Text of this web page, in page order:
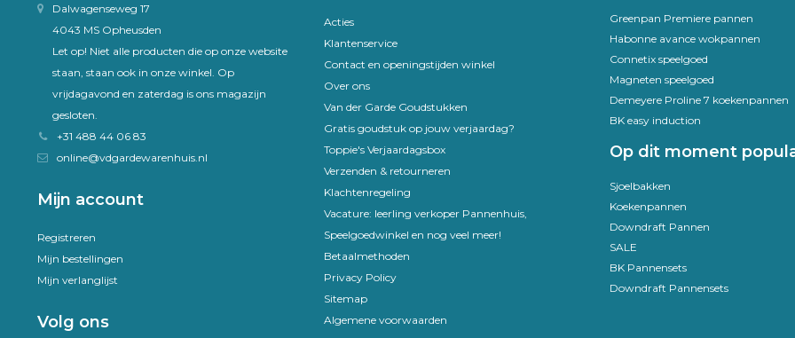
Dalwagenseweg 17
4043 MS Opheusden
Let op! Niet alle producten die op onze website
staan, staan ook in onze winkel. Op
vrijdagavond en zaterdag is ons magazijn
gesloten.
+31 488 44 06 83
online@vdgardewarenhuis.nl
Mijn account
Registreren
Mijn bestellingen
Mijn verlanglijst
Volg ons
Acties
Klantenservice
Contact en openingstijden winkel
Over ons
Van der Garde Goudstukken
Gratis goudstuk op jouw verjaardag?
Toppie's Verjaardagsbox
Verzenden & retourneren
Klachtenregeling
Vacature: leerling verkoper Pannenhuis,
Speelgoedwinkel en nog veel meer!
Betaalmethoden
Privacy Policy
Sitemap
Algemene voorwaarden
Greenpan Premiere pannen
Habonne avance wokpannen
Connetix speelgoed
Magneten speelgoed
Demeyere Proline 7 koekenpannen
BK easy induction
Op dit moment
Sjoelbakken
Koekenpannen
Downdraft Pannen
SALE
BK Pannensets
Downdraft Pannensets